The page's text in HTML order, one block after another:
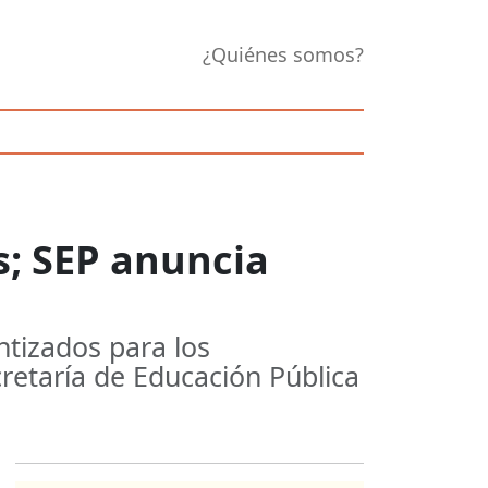
¿Quiénes somos?
SEP anuncia
para los
de Educación Pública